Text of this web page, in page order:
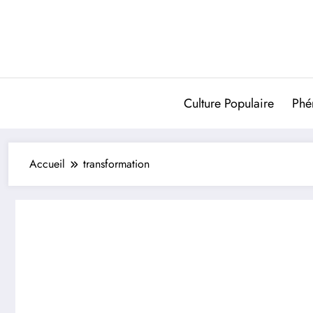
Culture Populaire
Accueil transformation